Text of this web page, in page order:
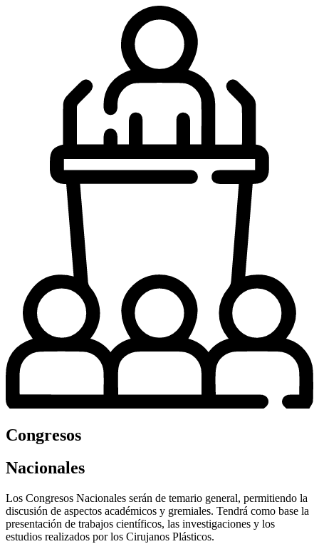
Congresos
Nacionales
Los Congresos Nacionales serán de temario general, permitiendo la
discusión de aspectos académicos y gremiales. Tendrá como base la
presentación de trabajos científicos, las investigaciones y los
estudios realizados por los Cirujanos Plásticos.